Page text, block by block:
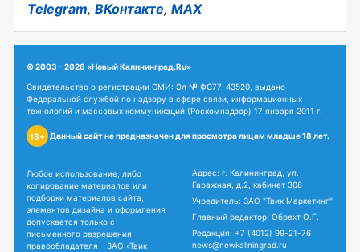
Telegram, ВКонтакте, MAX
© 2003 - 2026 «Новый Калининград.Ru»
Свидетельство о регистрации СМИ: Эл № ФС77-43520, выдано
Федеральной службой по надзору в сфере связи, информационных
технологий и массовых коммуникаций (Роскомнадзор) 17 января 2011 г.
18+ Данный сайт не предназначен для просмотра лицам младше 18 лет.
Любое использование, либо
копирование материалов или
подборки материалов сайта,
элементов дизайна и оформления
допускается только с
письменного разрешения
правообладателя - ЗАО «Твик
Адрес: г. Калининград, ул.
Гаражная, д.2, кабинет 308
Учредитель: ЗАО "Твик Маркетинг"
Главный редактор: Обрехт О.Г.
Редакция: +7 (4012) 99-21-76
news@newkaliningrad.ru